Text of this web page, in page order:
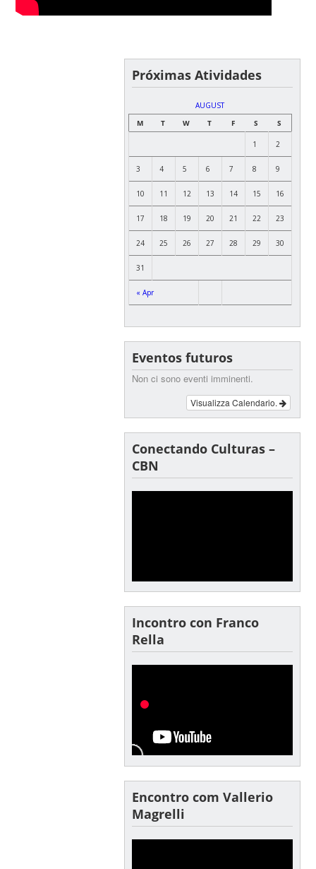
Próximas Atividades
AUGUST
M
T W T F S S
« Apr
1 2
3 4 5 6 7 8 9
10 11 12 13 14 15 16
17 18 19 20 21 22 23
24 25 26 27 28 29 30
31
Eventos futuros
Non ci sono eventi imminenti.
Visualizza Calendario.
Conectando Culturas –
CBN
Incontro con Franco
Rella
Encontro com Vallerio
Magrelli